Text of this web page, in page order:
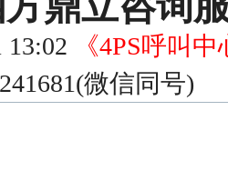
13:02
《4PS呼叫
微信同号)